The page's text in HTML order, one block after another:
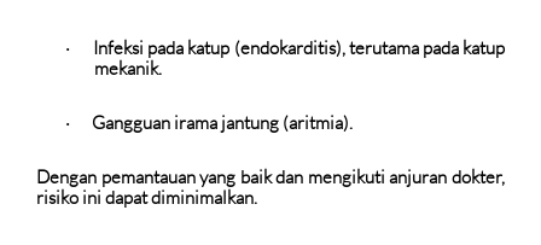
· Infeksi pada katup (endokarditis), terutama pada katup
mekanik.
· Gangguan irama jantung (aritmia).
Dengan pemantauan yang baik dan mengikuti anjuran dokter,
risiko ini dapat diminimalkan.